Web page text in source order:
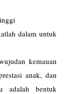
dalam untuk
kemauan
anak, dan
adalah bentuk